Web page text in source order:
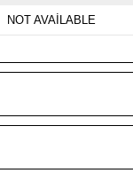
NOT AVAİLABLE